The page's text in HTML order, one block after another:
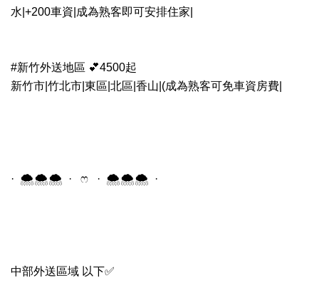
水 |+200車資 |成為熟客即可安排住家|
#新竹外送地區 💕4500起
新竹市|竹北市|東區|北區|香山 |(成為熟客可免車資房費|
· 🌨️🌨️🌨️ · ෆ · 🌨️🌨️🌨️ ·
中部外送區域 以下✅